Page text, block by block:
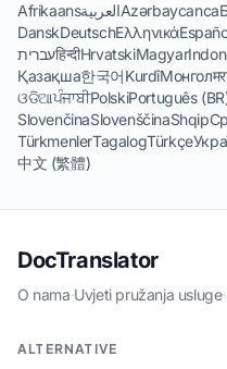
AfrikaansالعربيةAzərbaycanca
DanskDeutschΕλληνικά
עבריתहिन्दीHrvatskiMagyar
Қазақша한국어KurdîМонгол
ଓଡିଆਪੰਜਾਬੀPolskiPortuguês
SlovenčinaSlovenščinaShqip
TürkmenlerTagalogTürkçe
中文 (繁體)
DocTranslator
O nama·Uvjeti pružanja usluge·
ALTERNATIVE